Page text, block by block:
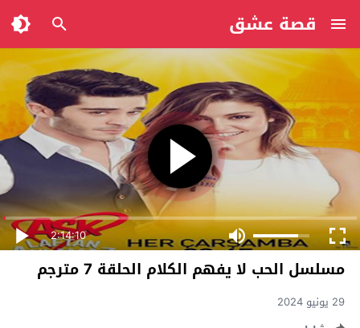
قصة عشق
2:14:10
مسلسل الحب لا يفهم الكلام الحلقة 7 مترجم
29 يونيو 2024